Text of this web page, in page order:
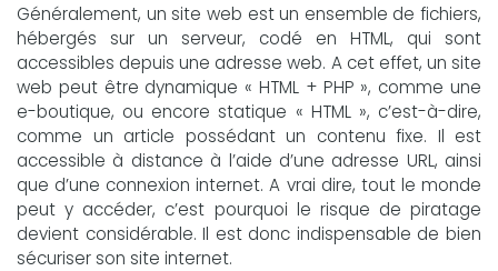
Généralement, un site web est un ensemble de fichiers,
hébergés sur un serveur, codé en HTML, qui sont
accessibles depuis une adresse web. A cet effet, un site
web peut être dynamique « HTML + PHP », comme une
e-boutique, ou encore statique « HTML », c’est-à-dire,
comme un article possédant un contenu fixe. Il est
accessible à distance à l’aide d’une adresse URL, ainsi
que d’une connexion internet. A vrai dire, tout le monde
peut y accéder, c’est pourquoi le risque de piratage
devient considérable. Il est donc indispensable de bien
sécuriser son site internet.